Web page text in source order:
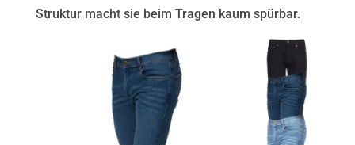
Struktur macht sie beim Tragen kaum spürbar.